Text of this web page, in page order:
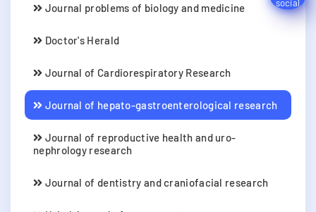
Journal problems of biology and medicine
Doctor's Herald
Journal of Cardiorespiratory Research
Journal of hepato-gastroenterological research
Journal of reproductive health and uro-
nephrology research
Journal of dentistry and craniofacial research